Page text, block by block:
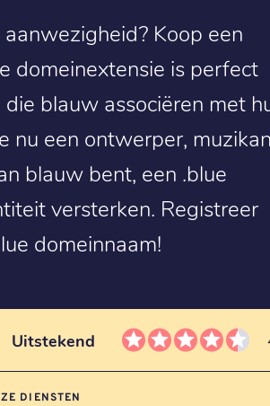
Koop een
domeinextensie is perfect
blauw associëren met
nu een ontwerper,
blauw bent, een .blue
versterken. Registreer
domeinnaam!
Uitstekend
DIENSTEN